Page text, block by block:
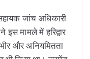
जांच अधिकारी
मामले में हरिद्वार
और अनियमितता